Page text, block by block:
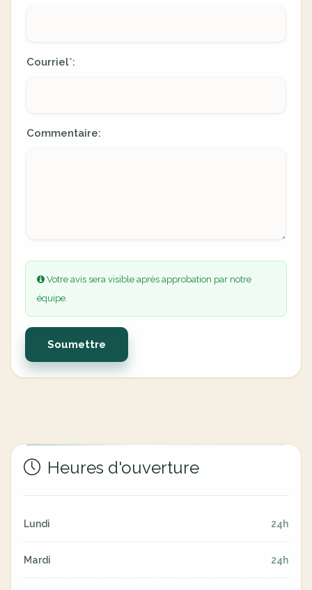
Courriel*:
Commentaire:
Votre avis sera visible après approbation par notre
équipe.
Soumettre
Heures d'ouverture
Lundi 24h
Mardi 24h